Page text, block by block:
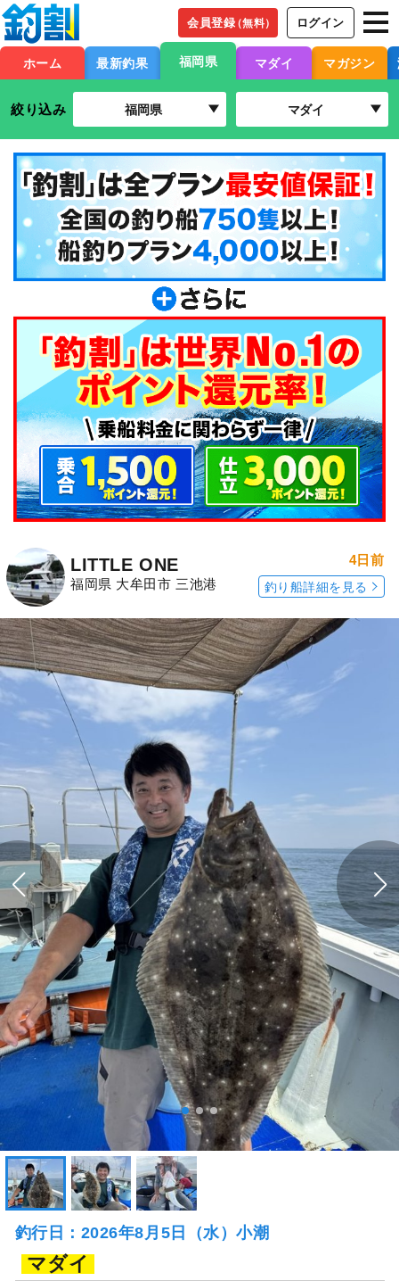
会員登録（無料） ログイン
ホーム 最新釣果 福岡県 マダイ マガジン
絞り込み 福岡県 マダイ
LITTLE ONE
福岡県 大牟田市 三池港
4日前
釣り船詳細を見る
釣行日：2026年8月5日（水）小潮
マダイ